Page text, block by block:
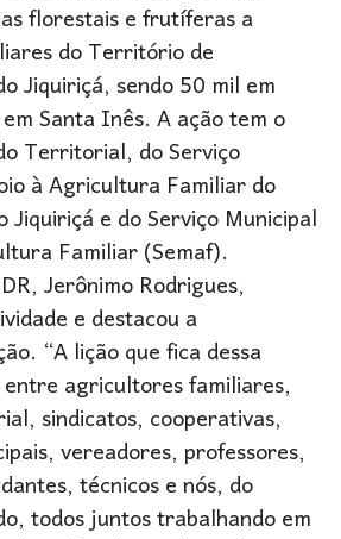
florestais e frutíferas a
do Território de
Jiquiriçá, sendo 50 mil em
Santa Inês. A ação tem o
Territorial, do Serviço
à Agricultura Familiar do
e do Serviço Municipal
Familiar (Semaf).
Jerônimo Rodrigues,
e destacou a
“A lição que fica dessa
agricultores familiares,
sindicatos, cooperativas,
vereadores, professores,
técnicos e nós, do
todos juntos trabalhando em